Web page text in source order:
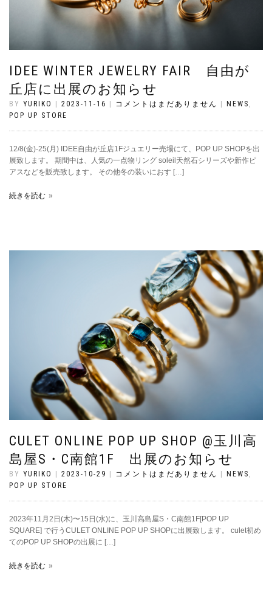
IDEE WINTER JEWELRY FAIR 自由が
丘店に出展のお知らせ
BY YURIKO 2023-11-16 コメントはまだありません NEWS ,
POP UP STORE
12/8(金)-25(月) IDEE自由が丘店1Fジュエリー売場にて、POP UP SHOPを出
展致します。 期間中は、人気の一点物リング soleil天然石シリーズや新作ピ
アスなどを販売致します。 その他冬の装いにおす […]
続きを読む
CULET ONLINE POP UP SHOP @玉川高
島屋S・C南館1F 出展のお知らせ
BY YURIKO 2023-10-29 コメントはまだありません NEWS ,
POP UP STORE
2023年11月2日(木)〜15日(水)に、玉川高島屋S・C南館1F[POP UP
SQUARE] で行うCULET ONLINE POP UP SHOPに出展致します。 culet初め
てのPOP UP SHOPの出展に […]
続きを読む